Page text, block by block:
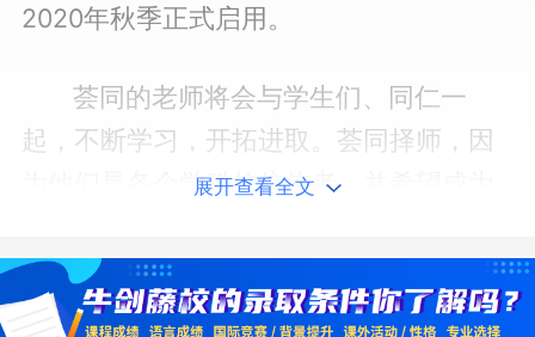
2020年秋季正式启用。
荟同的老师将会与学生们、同仁一
起，不断学习，开拓进取。荟同择师，因
为他们是各个学科的佼佼者，并希望成为
全球平台能给老师带来更好的职业发展机
遇，他们通过教育工作为社会带来价值的
展开查看全文